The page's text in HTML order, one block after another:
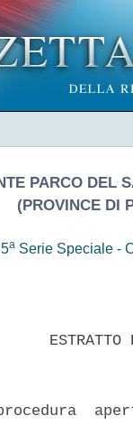
PARCO DEL
(PROVINCE DI
a Serie Speciale -